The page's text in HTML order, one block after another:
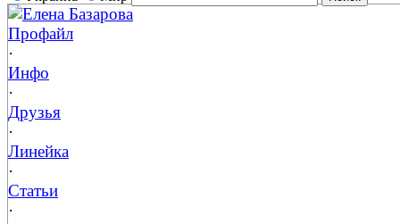
Елена Базарова
Профайл
·
Инфо
·
Друзья
·
Линейка
·
Статьи
·